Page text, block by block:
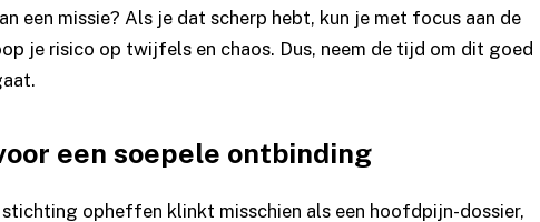
een missie? Als je dat scherp hebt, kun je met focus aan de
je risico op twijfels en chaos. Dus, neem de tijd om dit goed
een soepele ontbinding
opheffen klinkt misschien als een hoofdpijn-dossier,